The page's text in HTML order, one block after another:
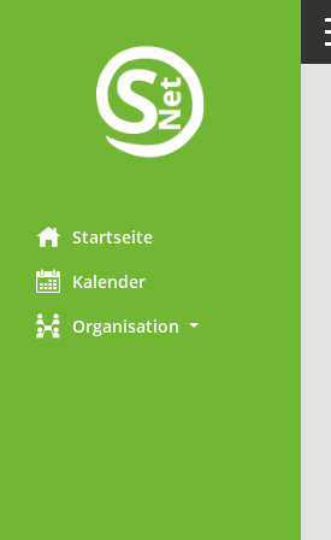
Startseite
Kalender
Organisation